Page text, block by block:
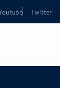
Twitter